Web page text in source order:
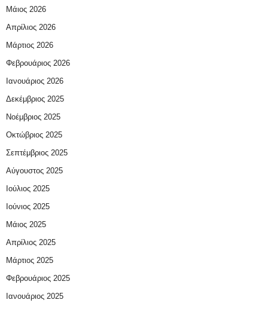
Μάιος 2026
Απρίλιος 2026
Μάρτιος 2026
Φεβρουάριος 2026
Ιανουάριος 2026
Δεκέμβριος 2025
Νοέμβριος 2025
Οκτώβριος 2025
Σεπτέμβριος 2025
Αύγουστος 2025
Ιούλιος 2025
Ιούνιος 2025
Μάιος 2025
Απρίλιος 2025
Μάρτιος 2025
Φεβρουάριος 2025
Ιανουάριος 2025